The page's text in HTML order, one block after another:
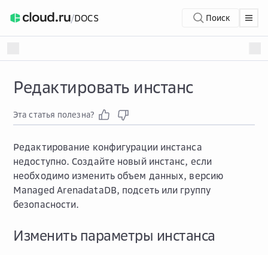
/DOCS Поиск
Редактировать инстанс
Эта статья полезна?
Редактирование конфигурации инстанса
недоступно. Создайте новый инстанс, если
необходимо изменить объем данных, версию
Managed ArenadataDB, подсеть или группу
безопасности.
Изменить параметры инстанса